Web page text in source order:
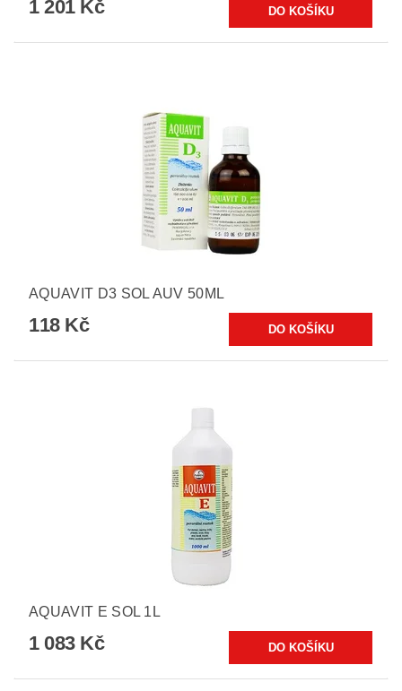
1 201 Kč
AQUAVIT D3 SOL AUV 50ML
118 Kč
AQUAVIT E SOL 1L
1 083 Kč